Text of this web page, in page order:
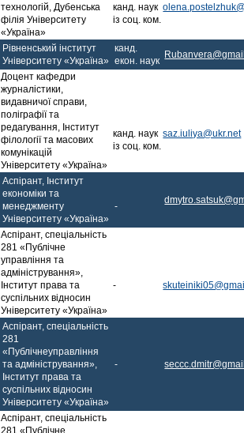
технологій, Дубенська
філія Університету
«Україна»
канд. наук
із соц. ком.
Рівненський інститут
Університету «Україна»
канд.
екон. наук
Доцент кафедри
журналістики,
видавничої справи,
поліграфії та
редагування, Інститут
філології та масових
комунікацій
Університету «Україна»
канд. наук
із соц. ком.
saz.iuliya@ukr.net
Аспірант, Інститут
економіки та
менеджменту
Університету «Україна»
-
Аспірант, спеціальність
281 «Публічне
управління та
адміністрування»,
Інститут права та
суспільних відносин
Університету «Україна»
-
Аспірант, спеціальність
281
«Публічнеуправління
та адміністрування»,
Інститут права та
суспільних відносин
Університету «Україна»
-
Аспірант, спеціальність
281 «Публічне